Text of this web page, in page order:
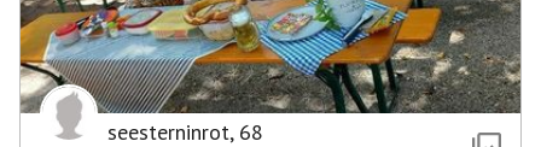
seesterninrot, 68